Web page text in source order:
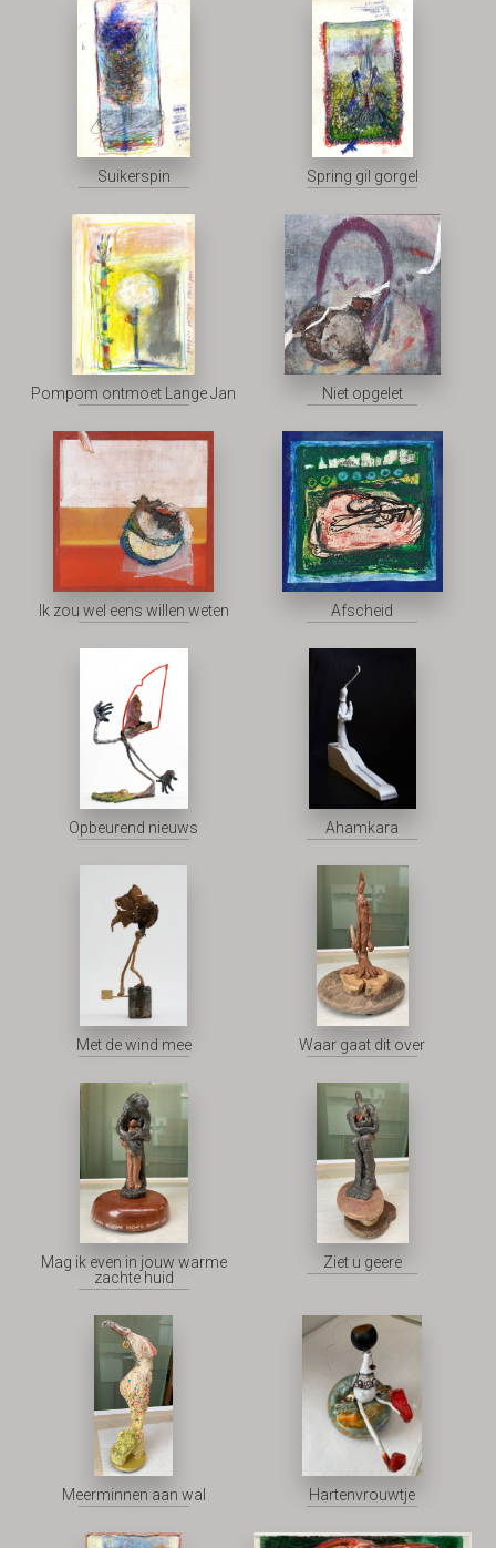
Suikerspin Spring gil gorgel
Pompom ontmoet Lange Jan Niet opgelet
Ik zou wel eens willen weten Afscheid
Opbeurend nieuws Ahamkara
Met de wind mee Waar gaat dit over
Mag ik even in jouw warme
zachte huid
Ziet u geere
Meerminnen aan wal Hartenvrouwtje